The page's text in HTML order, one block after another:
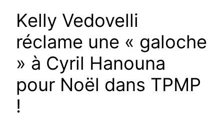
Kelly Vedovelli
réclame une « galoche
» à Cyril Hanouna
pour Noël dans TPMP
!